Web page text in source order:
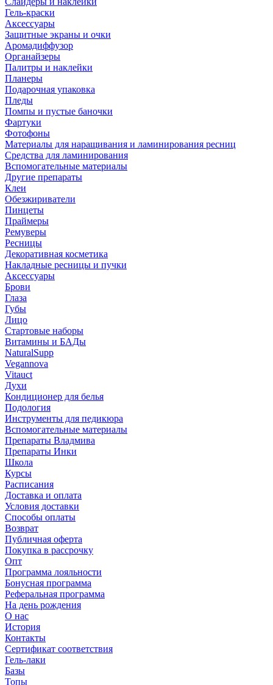
Гель-краски
Аксессуары
Защитные экраны и очки
Аромадиффузор
Органайзеры
Палитры и наклейки
Планеры
Подарочная упаковка
Пледы
Помпы и пустые баночки
Фартуки
Фотофоны
Материалы для наращивания и ламинирования ресниц
Средства для ламинирования
Вспомогательные материалы
Другие препараты
Клеи
Обезжириватели
Пинцеты
Праймеры
Ремуверы
Ресницы
Декоративная косметика
Накладные ресницы и пучки
Аксессуары
Брови
Глаза
Губы
Лицо
Стартовые наборы
Витамины и БАДы
NaturalSupp
Vegannova
Vitauct
Духи
Кондиционер для белья
Подология
Инструменты для педикюра
Вспомогательные материалы
Препараты Владмива
Препараты Инки
Школа
Курсы
Расписания
Доставка и оплата
Условия доставки
Способы оплаты
Возврат
Публичная оферта
Покупка в рассрочку
Опт
Программа лояльности
Бонусная программа
Реферальная программа
На день рождения
О нас
История
Контакты
Сертификат соответствия
Гель-лаки
Базы
Топы